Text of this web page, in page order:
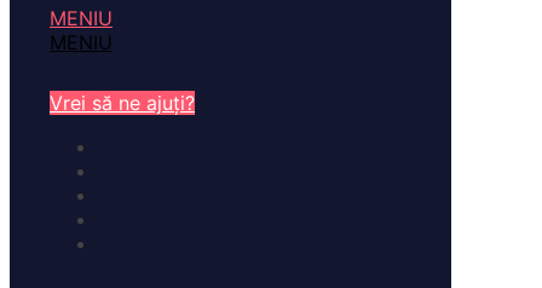
MENIU
MENIU
Vrei să ne ajuți?